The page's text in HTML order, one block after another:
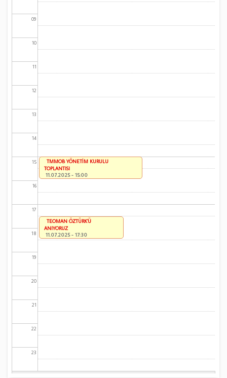
09
10
11
12
13
14
15
16
17
18
19
20
21
22
23
TMMOB YÖNETİM KURULU
TOPLANTISI
11.07.2025 - 15:00
TEOMAN ÖZTÜRK'Ü
ANIYORUZ
11.07.2025 - 17:30